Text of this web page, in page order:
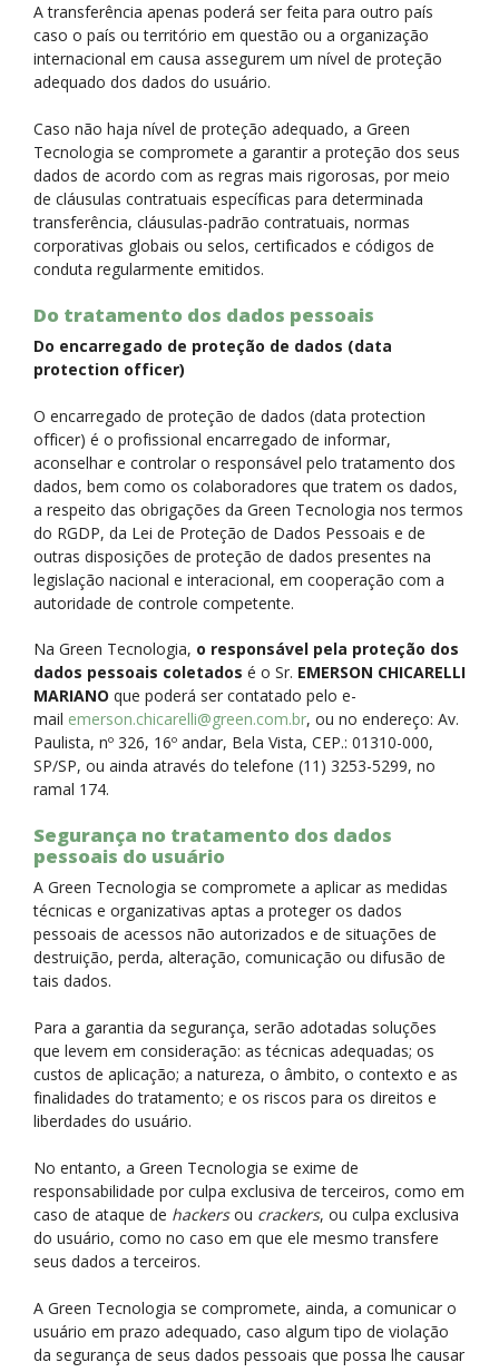
A transferência apenas poderá ser feita para outro país
caso o país ou território em questão ou a organização
internacional em causa assegurem um nível de proteção
adequado dos dados do usuário.
Caso não haja nível de proteção adequado, a Green
Tecnologia se compromete a garantir a proteção dos seus
dados de acordo com as regras mais rigorosas, por meio
de cláusulas contratuais específicas para determinada
transferência, cláusulas-padrão contratuais, normas
corporativas globais ou selos, certificados e códigos de
conduta regularmente emitidos.
Do tratamento dos dados pessoais​
Do encarregado de proteção de dados (data
protection officer)
O encarregado de proteção de dados (data protection
officer) é o profissional encarregado de informar,
aconselhar e controlar o responsável pelo tratamento dos
dados, bem como os colaboradores que tratem os dados,
a respeito das obrigações da Green Tecnologia nos termos
do RGDP, da Lei de Proteção de Dados Pessoais e de
outras disposições de proteção de dados presentes na
legislação nacional e interacional, em cooperação com a
autoridade de controle competente.
Na Green Tecnologia, o responsável pela proteção dos
dados pessoais coletados é o Sr. EMERSON CHICARELLI
MARIANO que poderá ser contatado pelo e-
mail emerson.chicarelli@green.com.br, ou no endereço: Av.
Paulista, nº 326, 16º andar, Bela Vista, CEP.: 01310-000,
SP/SP, ou ainda através do telefone (11) 3253-5299, no
ramal 174.
Segurança no tratamento dos dados
pessoais do usuário
A Green Tecnologia se compromete a aplicar as medidas
técnicas e organizativas aptas a proteger os dados
pessoais de acessos não autorizados e de situações de
destruição, perda, alteração, comunicação ou difusão de
tais dados.
Para a garantia da segurança, serão adotadas soluções
que levem em consideração: as técnicas adequadas; os
custos de aplicação; a natureza, o âmbito, o contexto e as
finalidades do tratamento; e os riscos para os direitos e
liberdades do usuário.
No entanto, a Green Tecnologia se exime de
responsabilidade por culpa exclusiva de terceiros, como em
caso de ataque de hackersou crackers, ou culpa exclusiva
do usuário, como no caso em que ele mesmo transfere
seus dados a terceiros.
A Green Tecnologia se compromete, ainda, a comunicar o
usuário em prazo adequado, caso algum tipo de violação
da segurança de seus dados pessoais que possa lhe causar